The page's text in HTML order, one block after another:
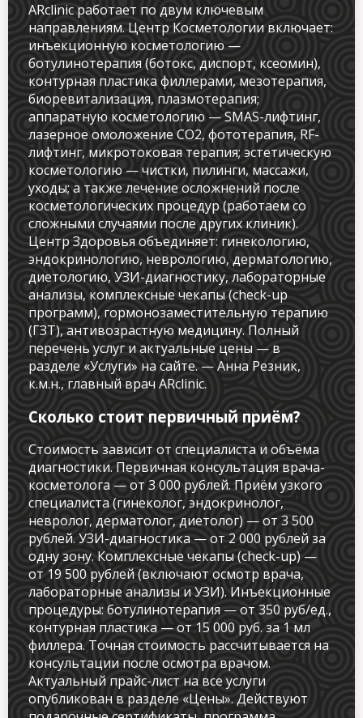
ARclinic работает по двум ключевым
направлениям. Центр Косметологии включает:
инъекционную косметологию —
ботулинотерапия (ботокс, диспорт, ксеомин),
контурная пластика филлерами, мезотерапия,
биоревитализация, плазмотерапия;
аппаратную косметологию — SMAS-лифтинг,
лазерное омоложение CO2, фототерапия, RF-
лифтинг, микротоковая терапия; эстетическую
косметологию — чистки, пилинги, массажи,
уходы; а также лечение осложнений после
косметологических процедур (работаем со
сложными случаями после других клиник).
Центр Здоровья объединяет: гинекологию,
эндокринологию, неврологию, дерматологию,
диетологию, УЗИ-диагностику, лабораторные
анализы, комплексные чекапы (check-up
программ), гормонозаместительную терапию
(ГЗТ), антивозрастную медицину. Полный
перечень услуг и актуальные цены — в
разделе «Услуги» на сайте. — Анна Резник,
к.м.н., главный врач ARclinic.
Сколько стоит первичный приём?
Стоимость зависит от специалиста и объёма
диагностики. Первичная консультация врача-
косметолога — от 3 000 рублей. Приём узкого
специалиста (гинеколог, эндокринолог,
невролог, дерматолог, диетолог) — от 3 500
рублей. УЗИ-диагностика — от 2 000 рублей за
одну зону. Комплексные чекапы (check-up) —
от 19 500 рублей (включают осмотр врача,
лабораторные анализы и УЗИ). Инъекционные
процедуры: ботулинотерапия — от 350 руб/ед.,
контурная пластика — от 15 000 руб. за 1 мл
филлера. Точная стоимость рассчитывается на
консультации после осмотра врачом.
Актуальный прайс-лист на все услуги
опубликован в разделе «Цены». Действуют
Имя и фамилия
Контактный телефон
РЇ РґР°СЋ СЃРѕРіР»Р°СЃРёРµ РЅР°
РѕР±СЂР°Р±РѕС‚РєСѓ
РїРµСЂСЃРѕРЅР°Р»СЊРЅС‹С… РґР°РЅРЅС‹С…
info@arclinic.ru
arclinic@mail.ru